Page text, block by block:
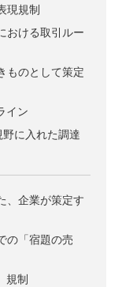
現規制
おける取引ルー
ものとして策定
イン
に入れた調達
、企業が策定す
の「宿題の売
規制